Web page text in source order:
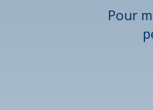
Pour